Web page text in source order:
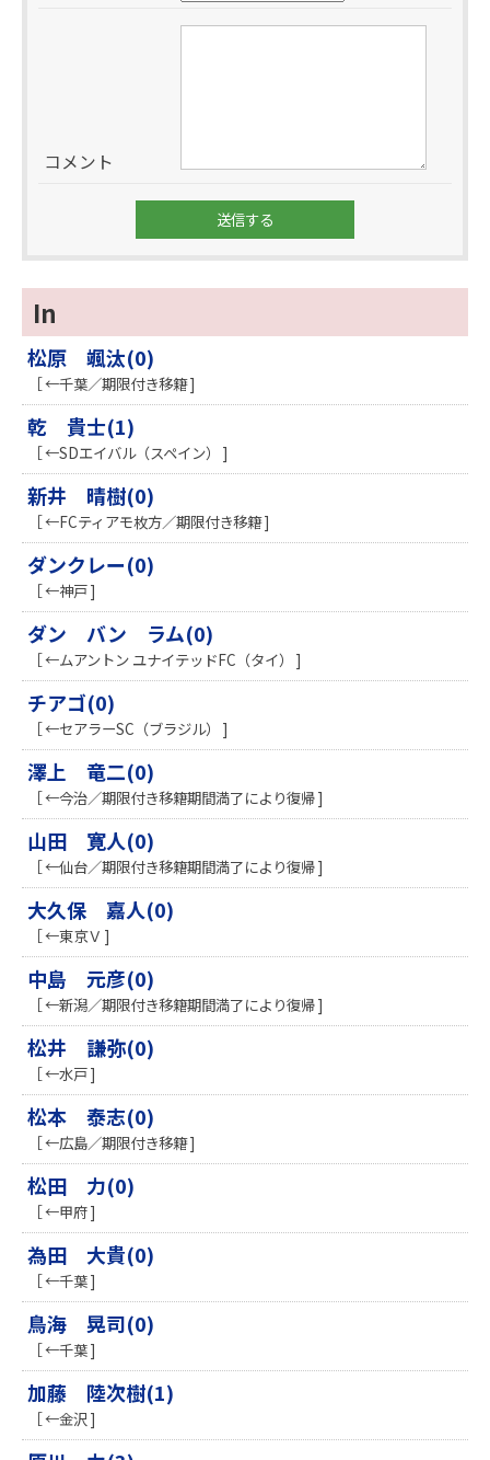
コメント
In
松原 颯汰(0)
［ ←千葉／期限付き移籍 ]
乾 貴士(1)
［ ←SDエイバル（スペイン） ]
新井 晴樹(0)
［ ←FCティアモ枚方／期限付き移籍 ]
ダンクレー(0)
［ ←神戸 ]
ダン バン ラム(0)
［ ←ムアントン ユナイテッドFC（タイ） ]
チアゴ(0)
［ ←セアラーSC（ブラジル） ]
澤上 竜二(0)
［ ←今治／期限付き移籍期間満了により復帰 ]
山田 寛人(0)
［ ←仙台／期限付き移籍期間満了により復帰 ]
大久保 嘉人(0)
［ ←東京Ｖ ]
中島 元彦(0)
［ ←新潟／期限付き移籍期間満了により復帰 ]
松井 謙弥(0)
［ ←水戸 ]
松本 泰志(0)
［ ←広島／期限付き移籍 ]
松田 力(0)
［ ←甲府 ]
為田 大貴(0)
［ ←千葉 ]
鳥海 晃司(0)
［ ←千葉 ]
加藤 陸次樹(1)
［ ←金沢 ]